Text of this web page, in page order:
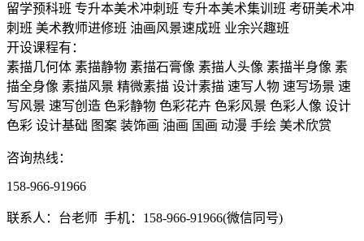
留学预科班 专升本美术冲刺班 专升本美术集训班 考研美术冲
刺班 美术教师进修班 油画风景速成班 业余兴趣班
开设课程有：
素描几何体 素描静物 素描石膏像 素描人头像 素描半身像 素
描全身像 素描风景 精微素描 设计素描 速写人物 速写场景 速
写风景 速写创造 色彩静物 色彩花卉 色彩风景 色彩人像 设计
色彩 设计基础 图案 装饰画 油画 国画 动漫 手绘 美术欣赏
咨询热线：
158-966-91966
联系人：台老师 手机：158-966-91966(微信同号)